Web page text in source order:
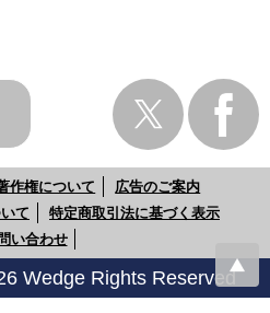
作権について
広告のご案内
て
特定商取引法に基づく表示
い合わせ
Wedge Rights Reserved